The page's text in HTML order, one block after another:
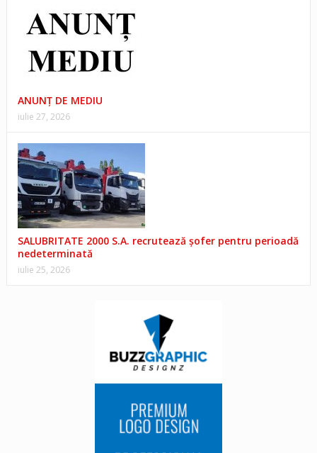
ANUNŢ DE MEDIU
iulie 27, 2026
SALUBRITATE 2000 S.A. recrutează șofer pentru perioadă
nedeterminată
iulie 25, 2026